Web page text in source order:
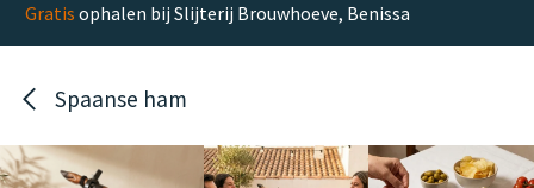
Gratis ophalen bij Slijterij Brouwhoeve, Benissa
Spaanse ham